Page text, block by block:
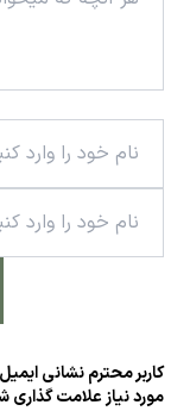
کاربر محترم نشانی
مورد نیاز علامت